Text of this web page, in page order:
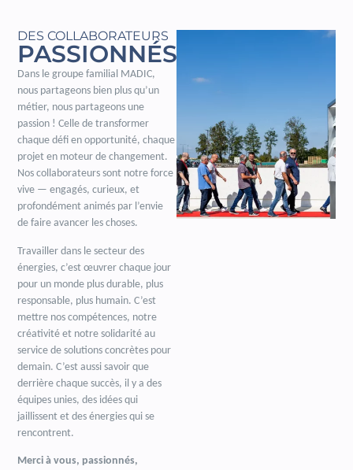
DES COLLABORATEURS
PASSIONNÉS
Dans le groupe familial MADIC,
nous partageons bien plus qu’un
métier, nous partageons une
passion ! Celle de transformer
chaque défi en opportunité, chaque
projet en moteur de changement.
Nos collaborateurs sont notre force
vive — engagés, curieux, et
profondément animés par l’envie
de faire avancer les choses.
Travailler dans le secteur des
énergies, c’est œuvrer chaque jour
pour un monde plus durable, plus
responsable, plus humain. C’est
mettre nos compétences, notre
créativité et notre solidarité au
service de solutions concrètes pour
demain. C’est aussi savoir que
derrière chaque succès, il y a des
équipes unies, des idées qui
jaillissent et des énergies qui se
rencontrent.
Merci à vous, passionnés,